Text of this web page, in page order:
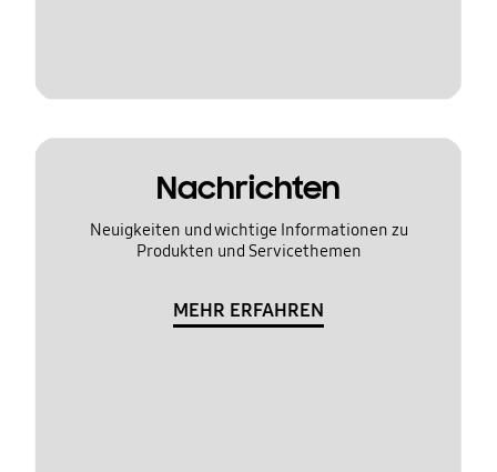
Nachrichten
Neuigkeiten und wichtige Informationen zu
Produkten und Servicethemen
MEHR ERFAHREN